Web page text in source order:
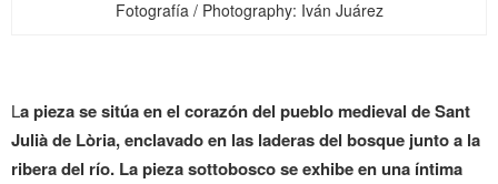
Fotografía / Photography: Iván Juárez
La pieza se sitúa en el corazón del pueblo medieval de Sant
Julià de Lòria, enclavado en las laderas del bosque junto a la
ribera del río. La pieza sottobosco se exhibe en una íntima